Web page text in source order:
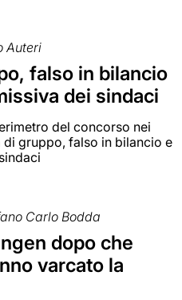
Auteri
falso in bilancio
dei sindaci
del concorso nei
gruppo, falso in bilancio e
Carlo Bodda
dopo che
varcato la